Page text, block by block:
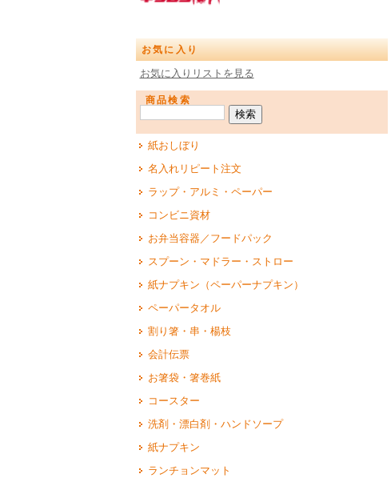
お気に入り
お気に入りリストを見る
商品検索
紙おしぼり
名入れリピート注文
ラップ・アルミ・ペーパー
コンビニ資材
お弁当容器／フードパック
スプーン・マドラー・ストロー
紙ナプキン（ペーパーナプキン）
ペーパータオル
割り箸・串・楊枝
会計伝票
お箸袋・箸巻紙
コースター
洗剤・漂白剤・ハンドソープ
紙ナプキン
ランチョンマット